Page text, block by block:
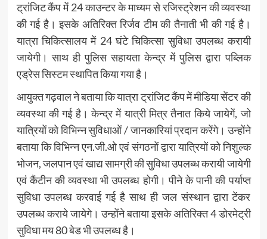
ट्रांजिट कैंप में 24 काउन्टर के माध्यम से रजिस्ट्रेशन की व्यवस्था
की गई है। इसके अतिरिक्त रिर्जव टीम की तैनाती भी की गई है।
यात्रा चिकित्सालय में 24 घंटे चिकित्सा सुविधा उपलब्ध करायी
जायेगी। साथ ही पुलिस सहायता केन्द्र में पुलिस द्वारा पब्लिक
एड्रेस सिस्टम स्थापित किया गया है।
आयुक्त गढ़वाल ने बताया कि यात्रा ट्रांजिट कैंप में मीडिया सेंटर की
व्यवस्था की गई है। केन्द्र में यात्री मित्र तैनात किये जायेगें, जो
यात्रियों को विभिन्न सुविधाओं / जानकारियां प्रदान करेंगे। उन्होंने
बताया कि विभिन्न एन.जी.ओ एवं संगठनों द्वारा यात्रियों को निशुल्क
भोजन, जलपान एवं खाद्य सामग्री की सुविधा उपलब्ध करायी जायेगी
एवं कैंटीन की व्यवस्था भी उपलब्ध होगी। पीने के पानी की पर्याप्त
सुविधा उपलब्ध करवाई गई है साथ ही जल संस्थान द्वारा टेंकर
उपलब्ध कराये जायेगे। उन्होंने बताया इसके अतिरिक्त 4 डोरमेट्री
सुविधा मय 80 बेड भी उपलब्ध है।